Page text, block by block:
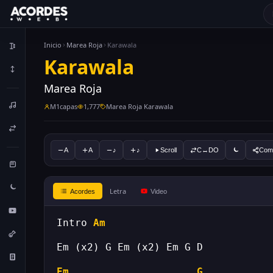
Inicio Marea Roja Karawala
Karawala
Marea Roja
M1capas 1,777 Marea Roja Karawala
A A ♪ ♪ Scroll C↔DO
Acordes Letra Video
Intro Am
Em (x2) G Em (x2) Em G D